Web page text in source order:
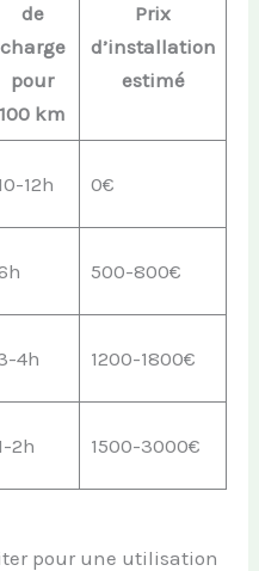
de
charge
pour
100 km
Prix
d’installation
estimé
12h 0€
500-800€
4h 1200-1800€
2h 1500-3000€
pour une utilisation